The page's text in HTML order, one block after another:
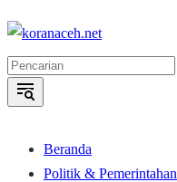
Langsung
konten
Beranda
Politik & Pemerintahan